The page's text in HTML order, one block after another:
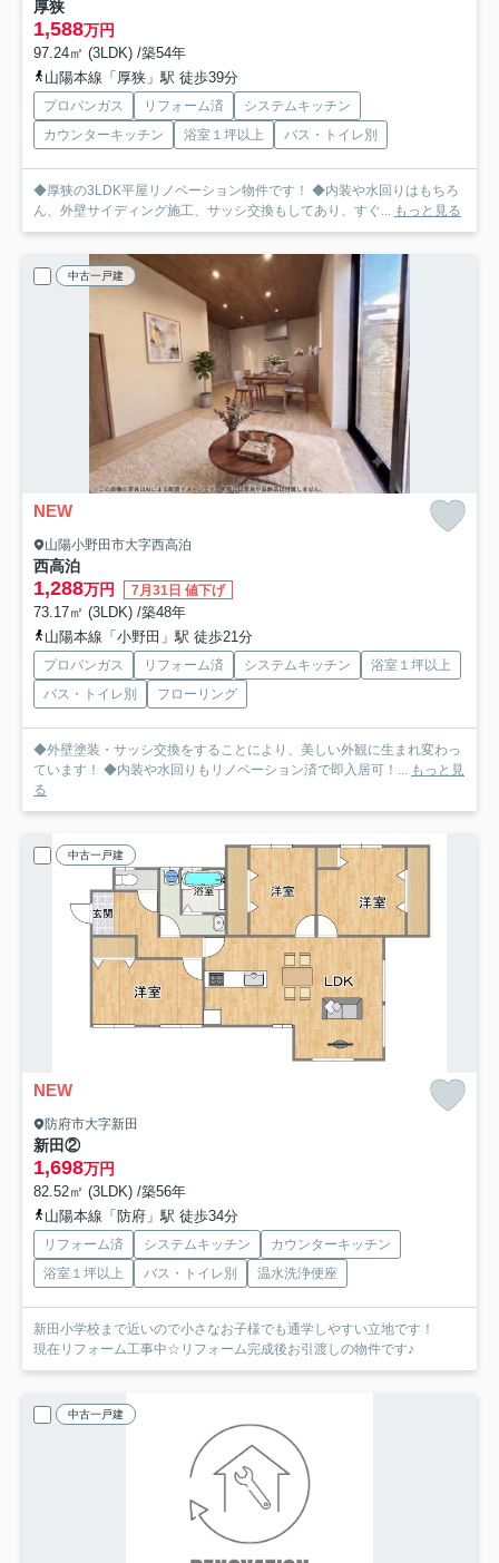
厚狭
1,588万円
97.24㎡ (3LDK) /築54年
山陽本線「厚狭」駅 徒歩39分
プロパンガス リフォーム済
システムキッチン
カウンターキッチン
浴室１坪以上 バス・トイレ別
◆厚狭の3LDK平屋リノベーション物件です！ ◆内装や水回りはもちろ
ん、外壁サイディング施工、サッシ交換もしてあり、すぐ... もっと見る
中古一戸建
NEW
山陽小野田市大字西高泊
西高泊
1,288万円 7月31日 値下げ
73.17㎡ (3LDK) /築48年
山陽本線「小野田」駅 徒歩21分
プロパンガス リフォーム済 システムキッチン
浴室１坪以上
バス・トイレ別
フローリング
◆外壁塗装・サッシ交換をすることにより、美しい外観に生まれ変わっ
ています！ ◆内装や水回りもリノベーション済で即入居可！... もっと見
る
中古一戸建
NEW
防府市大字新田
新田②
1,698万円
82.52㎡ (3LDK) /築56年
山陽本線「防府」駅 徒歩34分
リフォーム済 システムキッチン
カウンターキッチン
浴室１坪以上
バス・トイレ別 温水洗浄便座
新田小学校まで近いので小さなお子様でも通学しやすい立地です！
現在リフォーム工事中☆リフォーム完成後お引渡しの物件です♪
中古一戸建